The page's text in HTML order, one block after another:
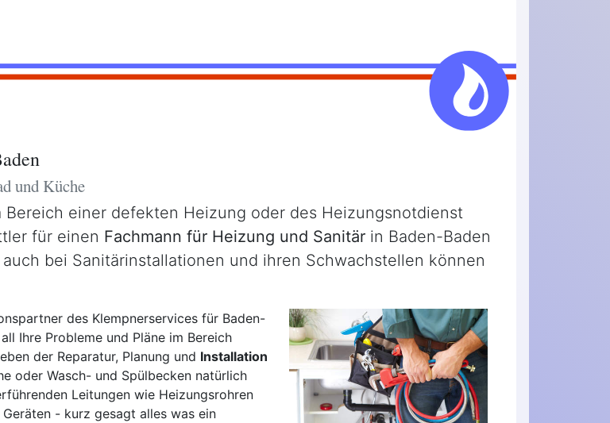
und Küche
einer defekten Heizung oder des Heizungsnotdienst
für einen Fachmann für Heizung und Sanitärin Baden-Baden
bei Sanitärinstallationen und ihren Schwachstellen können
des Klempnerservices für Baden-
Ihre Probleme und Pläne im Bereich
der Reparatur, Planung und Installation
oder Wasch- und Spülbecken natürlich
Leitungen wie Heizungsrohren
- kurz gesagt alles was ein